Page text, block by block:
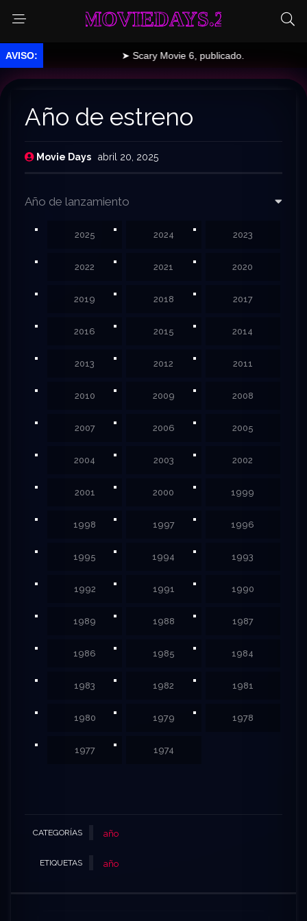
MOVIEDAYS.2
➤ Scary Movie 6, publicado.
Año de estreno
Movie Days abril 20, 2025
Año de lanzamiento
2025 2024 2023
2022 2021 2020
2019 2018 2017
2016 2015 2014
2013 2012 2011
2010 2009 2008
2007 2006 2005
2004 2003 2002
2001 2000 1999
1998 1997 1996
1995 1994 1993
1992 1991 1990
1989 1988 1987
1986 1985 1984
1983 1982 1981
1980 1979 1978
1977 1974
CATEGORÍAS año
ETIQUETAS año